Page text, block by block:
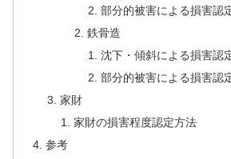
部分的被害による損害認
鉄骨造
沈下・傾斜による損害認
部分的被害による損害認
家財
家財の損害程度認定方法
参考